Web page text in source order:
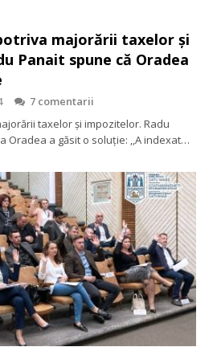
majorării taxelor și
Panait spune că Oradea
7 comentarii
taxelor și impozitelor. Radu
Oradea a găsit o soluție: ,,A indexat…